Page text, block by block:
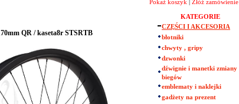
Pokaż koszyk Złóż zamówienie
QR / kaseta8r STSRTB
KATEGORIE
CZĘŚCI I AKCESORIA
błotniki
chwyty , gripy
dzwonki
dźwignie i manetki zmiany
biegów
emblematy i naklejki
gadżety na prezent